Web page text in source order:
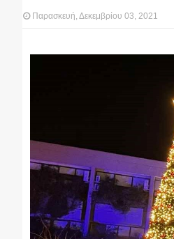
Παρασκευή, Δεκεμβρίου 03, 2021